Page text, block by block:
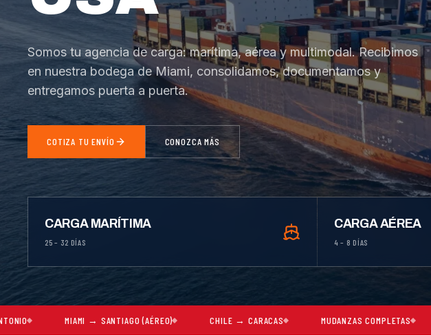
Somos tu agencia de carga: marítima, aérea y multimodal. Recibimos
en nuestra bodega de Miami, consolidamos, documentamos y
entregamos puerta a puerta.
COTIZA TU ENVÍO CONOZCA MÁS
CARGA MARÍTIMA
25 – 32 DÍAS
CARGA AÉREA
4 – 8 DÍAS
MIAMI → SANTIAGO (AÉREO) CHILE → CARACAS MUDANZAS COMPLETAS